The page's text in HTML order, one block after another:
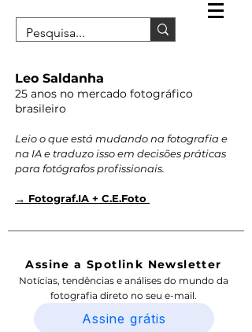
Leo Saldanha
25 anos no mercado fotográfico
brasileiro
Leio o que está mudando na fotografia e
na IA e traduzo isso em decisões práticas
para fotógrafos profissionais.
→ Fotograf.IA + C.E.Foto
Assine a Spotlink Newsletter
Notícias, tendências e análises do mundo da
fotografia direto no seu e-mail.
Assine grátis